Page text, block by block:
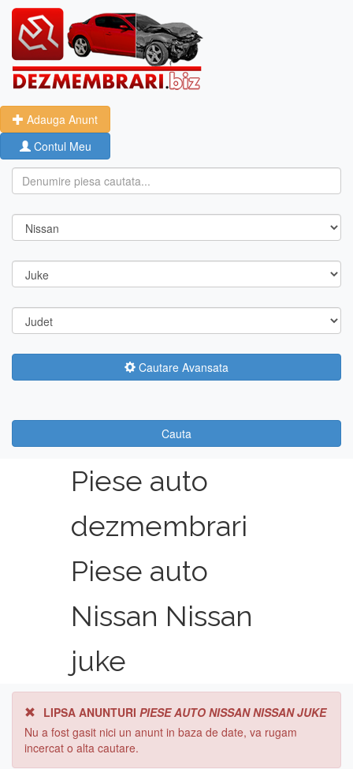
Adauga Anunt
Contul Meu
Cautare Avansata
Cauta
Piese auto
dezmembrari
Piese auto
Nissan Nissan
juke
LIPSA ANUNTURI PIESE AUTO NISSAN NISSAN JUKE
Nu a fost gasit nici un anunt in baza de date, va rugam
incercat o alta cautare.